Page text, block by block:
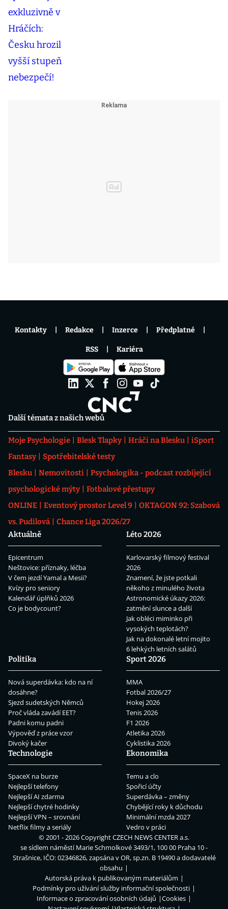
Další témata z našich webů
Moje Psychologie Blesk Tlapky Hráči na Blesku
iSport
Fantasy
Spotřebitelské testy
Blesku
Nemovitosti
Psychologika - podcast rozbíjející
psychologické mýty
Fotbalové přestupy
ONLINE
Eventový prostor Level 9
OKTAGON 92: Szabová
vs. Pudilová
Chance Liga 2026/27
Aktuálně
Epicentrum
Neštovice: příznaky, léčba
V čem jezdí Yamal a Mesii?
Kvízy pro seniory
Kalendář úplňků 2026
Co je bodycount?
Léto 2026
Karlovarský filmový festival
2026
Znamení, že jste potkali
někoho z minulého života
Astronomické úkazy 2026:
zatmění slunce a další
Jak obléci miminko při
vysokých teplotách?
Jak na dokonalé letní mojito
6 lehkých letních salátů
Politika
Nová superdávka: kdo na ní
dosáhne?
Sjezd sudetských Němců
Proč vláda zavádí EET?
Padni komu padni
Výpověď z práce vzor
Divoký kačer
Sport 2026
MMA
Fotbal 2026/27
Hokej 2026
Tenis 2026
F1 2026
Atletika 2026
Cyklistika 2026
Technologie
SpaceX na burze
Nejlepší telefony
Nejlepší AI zdarma
Nejlepší chytré hodinky
Nejlepší VPN – srovnání
Netflix filmy a seriály
Ekonomika
Temu a clo
Spořicí účty
Superdávka – změny
Chybějící roky k důchodu
Minimální mzda 2027
Vedro v práci
Kontakty Redakce Inzerce Předplatné
RSS Kariéra
© 2001 - 2026 CopyrightCZECH NEWS CENTER a.s.
se sídlem náměstí Marie Schmolkové 3493/1, 100 00 Praha 10 -
Strašnice, IČO: 02346826, zapsána v OR, sp.zn. B 19490 a dodavatelé
obsahu
Autorská práva k publikovaným materiálům
Podmínky pro užívání služby informační společnosti
Informace o zpracování osobních údajů
Cookies